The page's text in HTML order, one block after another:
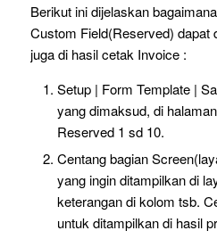
Berikut ini dijelaskan
Custom Field(Reserved) dapat
juga di hasil cetak Invoice :
Setup | Form Template |
yang dimaksud, di
Reserved 1 sd 10.
Centang bagian
yang ingin ditampilkan di
keterangan di kolom tsb.
untuk ditampilkan di hasil